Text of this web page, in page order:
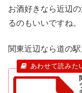
お酒好きなら近辺
るのもいいですね。
関東近辺なら道の